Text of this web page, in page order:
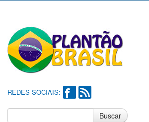
REDES SOCIAIS:
Buscar